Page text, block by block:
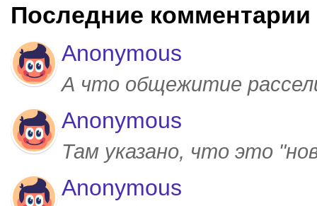
Последние комментарии
Anonymous
А что общежитие
Anonymous
Там указано, что это
Anonymous